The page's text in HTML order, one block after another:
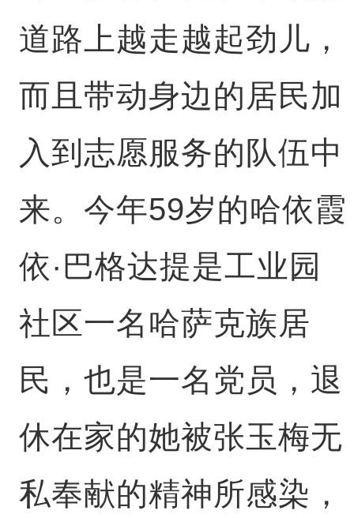
道路上越走越起劲儿，
而且带动身边的居民加
入到志愿服务的队伍中
来。今年59岁的哈依霞
依·巴格达提是工业园
社区一名哈萨克族居
民，也是一名党员，退
休在家的她被张玉梅无
私奉献的精神所感染，